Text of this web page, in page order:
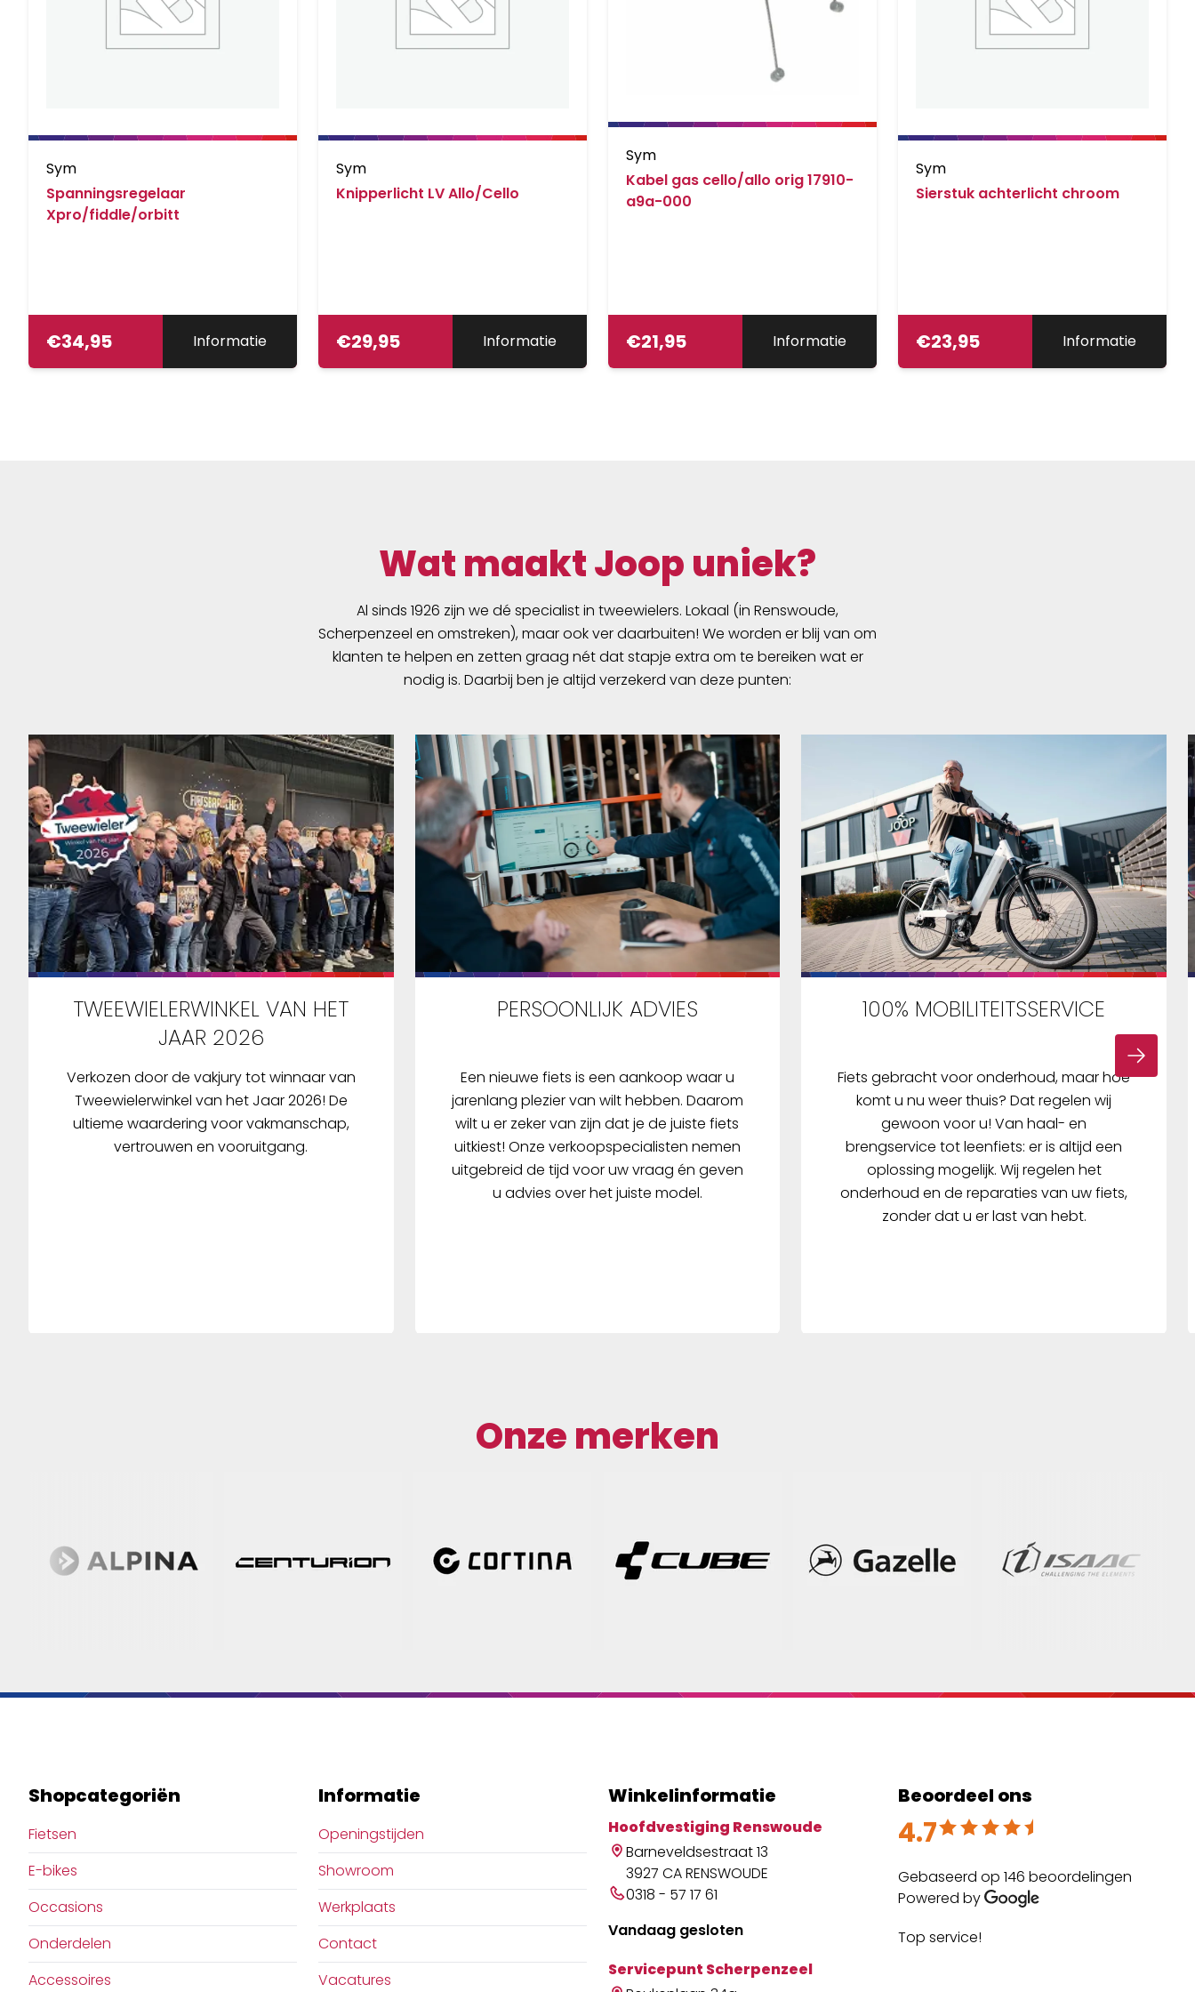
Sym
Spanningsregelaar
Xpro/fiddle/orbitt
€34,95 Informatie
Sym
Knipperlicht LV Allo/Cello
€29,95 Informatie
Sym
Kabel gas cello/allo orig 17910-
a9a-000
€21,95 Informatie
Sym
Sierstuk achterlicht chroom
€23,95 Informatie
Wat maakt Joop uniek?
Al sinds 1926 zijn we dé specialist in tweewielers. Lokaal (in Renswoude,
Scherpenzeel en omstreken), maar ook ver daarbuiten! We worden er blij van om
klanten te helpen en zetten graag nét dat stapje extra om te bereiken wat er
nodig is. Daarbij ben je altijd verzekerd van deze punten:
TWEEWIELERWINKEL VAN HET
JAAR 2026
Verkozen door de vakjury tot winnaar van
Tweewielerwinkel van het Jaar 2026! De
ultieme waardering voor vakmanschap,
vertrouwen en vooruitgang.
PERSOONLIJK ADVIES
Een nieuwe fiets is een aankoop waar u
jarenlang plezier van wilt hebben. Daarom
wilt u er zeker van zijn dat je de juiste fiets
uitkiest! Onze verkoopspecialisten nemen
uitgebreid de tijd voor uw vraag én geven
u advies over het juiste model.
100% MOBILITEITSSERVICE
Fiets gebracht voor onderhoud, maar hoe
komt u nu weer thuis? Dat regelen wij
gewoon voor u! Van haal- en
brengservice tot leenfiets: er is altijd een
oplossing mogelijk. Wij regelen het
onderhoud en de reparaties van uw fiets,
zonder dat u er last van hebt.
Onze merken
Shopcategoriën
Fietsen
E-bikes
Occasions
Onderdelen
Accessoires
Informatie
Openingstijden
Showroom
Werkplaats
Contact
Vacatures
Winkelinformatie
Hoofdvestiging Renswoude
Barneveldsestraat 13
3927 CA RENSWOUDE
0318 - 57 17 61
Vandaag gesloten
Servicepunt Scherpenzeel
Beoordeel ons
4.7
Beoordeeld met 4.7 uit 5
Gebaseerd op 146 beoordelingen
Powered by
Top service!